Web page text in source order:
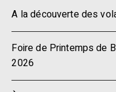
A la découverte des
Foire de Printemps de
2026